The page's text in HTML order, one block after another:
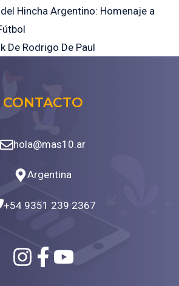
Hincha Argentino: Homenaje a
De Rodrigo De Paul
CONTACTO
hola@mas10.ar
Argentina
+54 9351 239 2367